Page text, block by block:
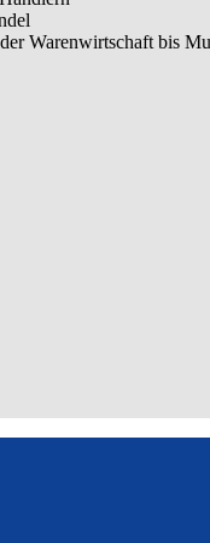
Warenwirtschaft bis